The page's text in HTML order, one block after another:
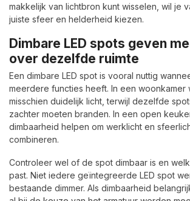
makkelijk van lichtbron kunt wisselen, wil je
juiste sfeer en helderheid kiezen.
Dimbare LED spots geven
over dezelfde ruimte
Een dimbare LED spot is vooral nuttig
meerdere functies heeft. In een woonkamer
misschien duidelijk licht, terwijl dezelfde
zachter moeten branden. In een open
dimbaarheid helpen om werklicht en
combineren.
Controleer wel of de spot dimbaar is en
past. Niet iedere geïntegreerde LED spot
bestaande dimmer. Als dimbaarheid